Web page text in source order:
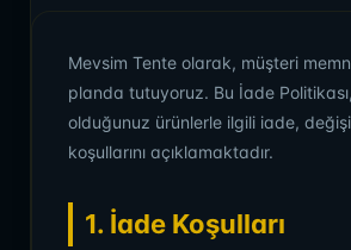
Mevsim Tente olarak, müşteri
planda tutuyoruz. Bu İade Politikası,
olduğunuz ürünlerle ilgili iade,
koşullarını açıklamaktadır.
1. İade Koşulları